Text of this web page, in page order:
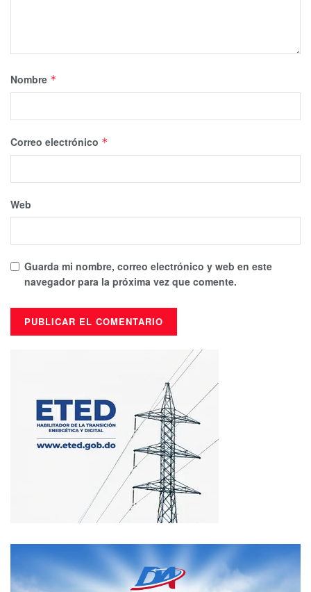
Nombre *
Correo electrónico *
Web
Guarda mi nombre, correo electrónico y web en este
navegador para la próxima vez que comente.